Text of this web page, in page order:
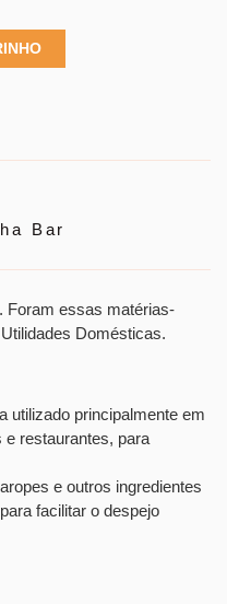
Bar
Foram essas matérias-
Domésticas.
utilizado principalmente em
restaurantes, para
e outros ingredientes
facilitar o despejo